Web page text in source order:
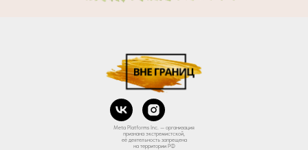
Meta Platforms Inc. — организация
признана экстремистской,
её деятельность запрещена
на территории РФ